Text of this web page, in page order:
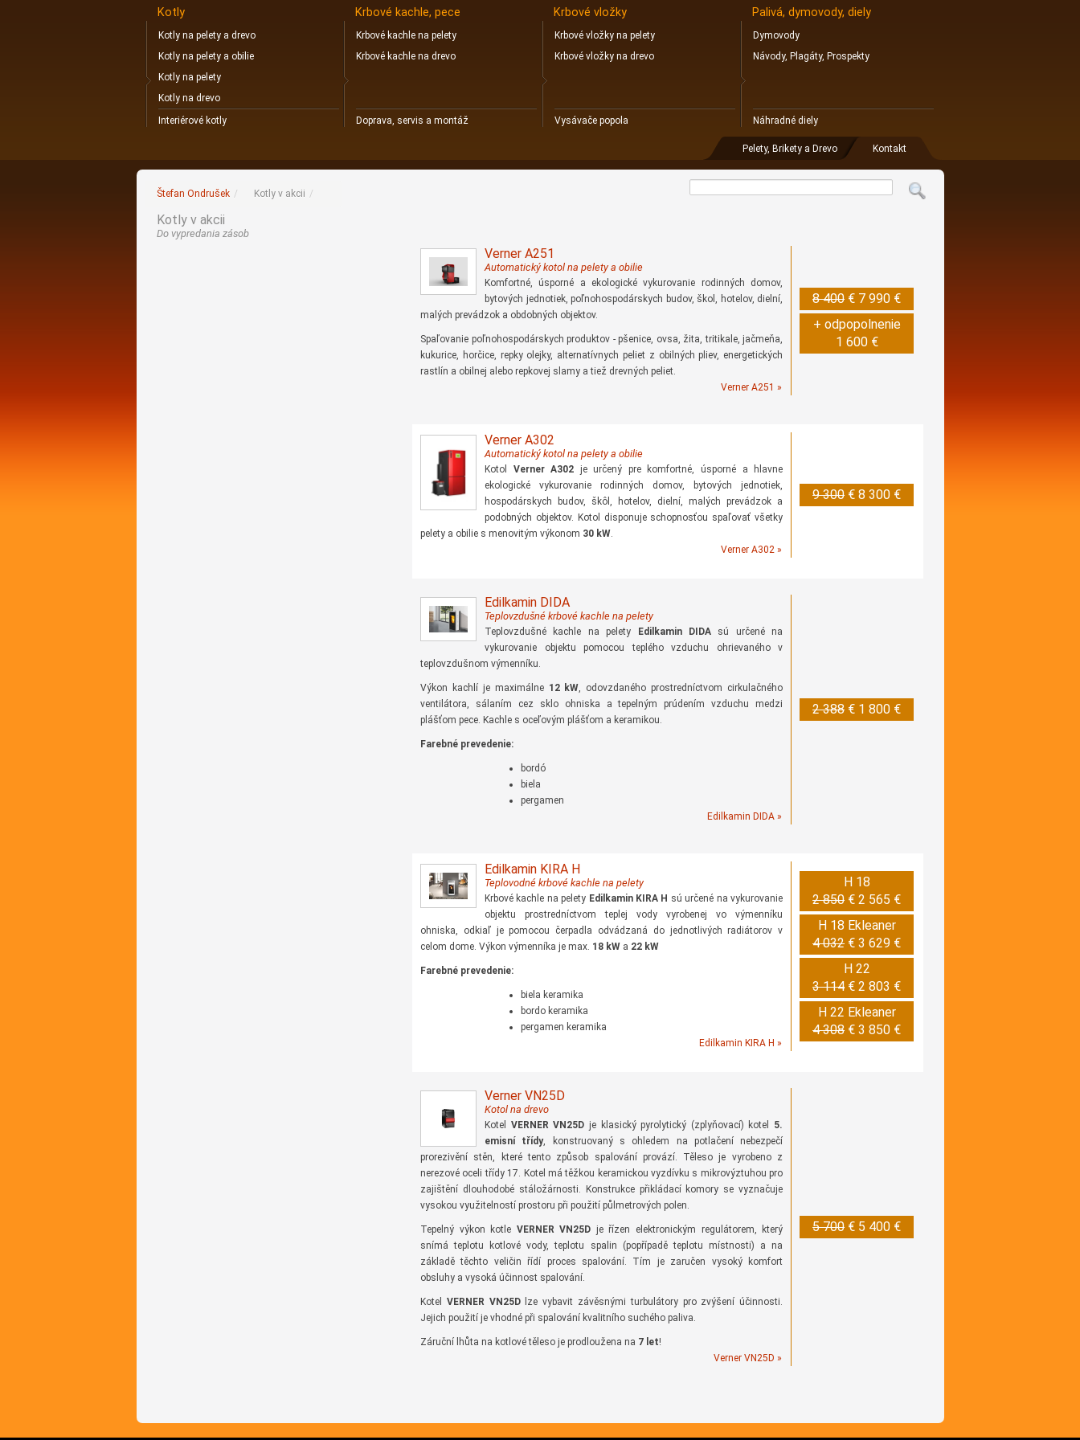
Kotly
Kotly na pelety a drevo
Kotly na pelety a obilie
Kotly na pelety
Kotly na drevo
Interiérové kotly
Krbové kachle, pece
Krbové kachle na pelety
Krbové kachle na drevo
Doprava, servis a montáž
Krbové vložky
Krbové vložky na pelety
Krbové vložky na drevo
Vysávače popola
Palivá, dymovody, diely
Dymovody
Náhradné diely
Pelety, Brikety a Drevo
Návody, Plagáty, Prospekty
Kontakt
Štefan Ondrušek / Kotly v akcii /
Kotly v akcii
Do vypredania zásob
Verner A251
Automatický kotol na pelety a obilie
Komfortné, úsporné a ekologické vykurovanie rodinných domov,
bytových jednotiek, poľnohospodárskych budov, škol, hotelov, dielní,
malých prevádzok a obdobných objektov.
Spaľovanie poľnohospodárskych produktov - pšenice, ovsa, žita, tritikale, jačmeňa,
kukurice, horčice, repky olejky, alternatívnych peliet z obilných pliev, energetických
rastlín a obilnej alebo repkovej slamy a tiež drevných peliet.
8 400 € 7 990 €
+ odpopolnenie
1 600 €
Verner A251 »
Verner A302
Automatický kotol na pelety a obilie
Kotol Verner A302 je určený pre komfortné, úsporné a hlavne
ekologické vykurovanie rodinných domov, bytových jednotiek,
hospodárskych budov, škôl, hotelov, dielní, malých prevádzok a
podobných objektov. Kotol disponuje schopnosťou spaľovať všetky
pelety a obilie s menovitým výkonom 30 kW.
9 300 € 8 300 €
Verner A302 »
Edilkamin DIDA
Teplovzdušné krbové kachle na pelety
Teplovzdušné kachle na pelety Edilkamin DIDAsú určené na
vykurovanie objektu pomocou teplého vzduchu ohrievaného v
teplovzdušnom výmenníku.
Výkon kachlí je maximálne 12 kW, odovzdaného prostredníctvom cirkulačného
ventilátora, sálaním cez sklo ohniska a tepelným prúdením vzduchu medzi
plášťom pece. Kachle s oceľovým plášťom a keramikou.
Farebné prevedenie:
bordó
biela
pergamen
2 388 € 1 800 €
Edilkamin DIDA »
Edilkamin KIRA H
Teplovodné krbové kachle na pelety
Krbové kachle na pelety Edilkamin KIRA H sú určené na vykurovanie
objektu prostredníctvom teplej vody vyrobenej vo výmenníku
ohniska, odkiaľ je pomocou čerpadla odvádzaná do jednotlivých radiátorov v
celom dome. Výkon výmenníka je max. 18 kW a 22 kW
Farebné prevedenie:
biela keramika
bordo keramika
pergamen keramika
H 18
2 850 € 2 565 €
H 18 Ekleaner
4 032 € 3 629 €
H 22
3 114 € 2 803 €
H 22 Ekleaner
4 308 € 3 850 €
Edilkamin KIRA H »
Verner VN25D
Kotol na drevo
Kotel VERNER VN25D je klasický pyrolytický (zplyňovací) kotel 5.
emisní třídy, konstruovaný s ohledem na potlačení nebezpečí
prorezivění stěn, které tento způsob spalování provází. Těleso je vyrobeno z
nerezové oceli třídy 17. Kotel má těžkou keramickou vyzdívku s mikrovýztuhou pro
zajištění dlouhodobé stáložárnosti. Konstrukce přikládací komory se vyznačuje
vysokou využitelností prostoru při použití půlmetrových polen.
Tepelný výkon kotle VERNER VN25D je řízen elektronickým regulátorem, který
snímá teplotu kotlové vody, teplotu spalin (popřípadě teplotu místnosti) a na
základě těchto veličin řídí proces spalování. Tím je zaručen vysoký komfort
obsluhy a vysoká účinnost spalování.
Kotel VERNER VN25Dlze vybavit závěsnými turbulátory pro zvýšení účinnosti.
Jejich použití je vhodné při spalování kvalitního suchého paliva.
Záruční lhůta na kotlové těleso je prodloužena na 7 let!
5 700 € 5 400 €
Verner VN25D »